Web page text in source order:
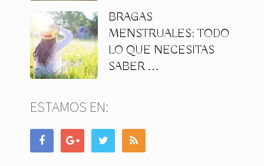
BRAGAS
MENSTRUALES: TODO
LO QUE NECESITAS
SABER …
ESTAMOS EN: